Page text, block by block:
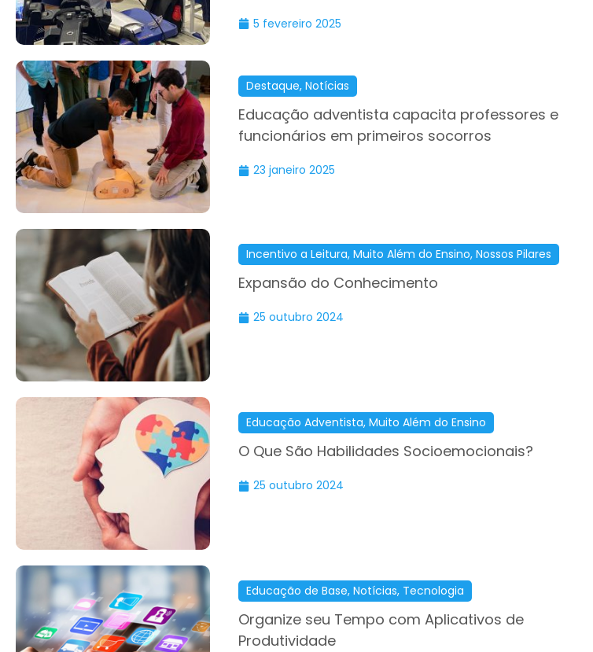
5 fevereiro 2025
Destaque, Notícias
Educação adventista capacita professores e
funcionários em primeiros socorros
23 janeiro 2025
Incentivo a Leitura, Muito Além do Ensino, Nossos Pilares
Expansão do Conhecimento
25 outubro 2024
Educação Adventista, Muito Além do Ensino
O Que São Habilidades Socioemocionais?
25 outubro 2024
Educação de Base, Notícias, Tecnologia
Organize seu Tempo com Aplicativos de
Produtividade